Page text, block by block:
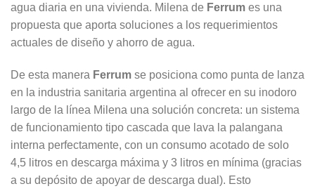
agua diaria en una vivienda. Milena de Ferrum es una
propuesta que aporta soluciones a los requerimientos
actuales de diseño y ahorro de agua.
De esta manera Ferrum se posiciona como punta de lanza
en la industria sanitaria argentina al ofrecer en su inodoro
largo de la línea Milena una solución concreta: un sistema
de funcionamiento tipo cascada que lava la palangana
interna perfectamente, con un consumo acotado de solo
4,5 litros en descarga máxima y 3 litros en mínima (gracias
a su depósito de apoyar de descarga dual). Esto